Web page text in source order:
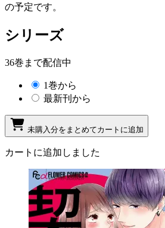
の予定です。
シリーズ
36巻まで配信中
1巻から
最新刊から
未購入分をまとめてカートに追加
カートに追加しました